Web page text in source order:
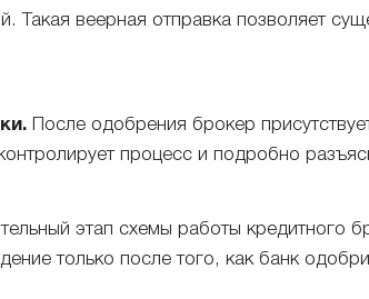
Такая веерная отправка позволяет
После одобрения брокер
процесс и подробно
этап схемы работы кредитного
только после того, как банк